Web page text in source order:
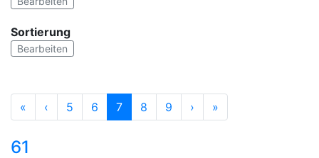
Sortierung
Bearbeiten
« ‹ 5 6 7 8 9 › »
61